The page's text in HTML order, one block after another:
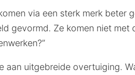
via een sterk merk beter
gevormd. Ze komen niet met
uitgebreide overtuiging.